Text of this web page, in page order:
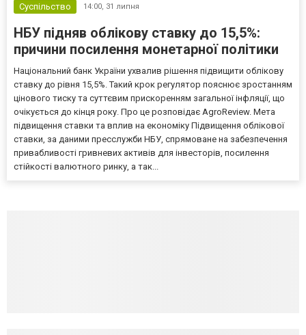
Суспільство 14:00, 31 липня
НБУ підняв облікову ставку до 15,5%:
причини посилення монетарної політики
Національний банк України ухвалив рішення підвищити облікову
ставку до рівня 15,5%. Такий крок регулятор пояснює зростанням
цінового тиску та суттєвим прискоренням загальної інфляції, що
очікується до кінця року. Про це розповідає AgroReview. Мета
підвищення ставки та вплив на економіку Підвищення облікової
ставки, за даними пресслужби НБУ, спрямоване на забезпечення
привабливості гривневих активів для інвесторів, посилення
стійкості валютного ринку, а так...